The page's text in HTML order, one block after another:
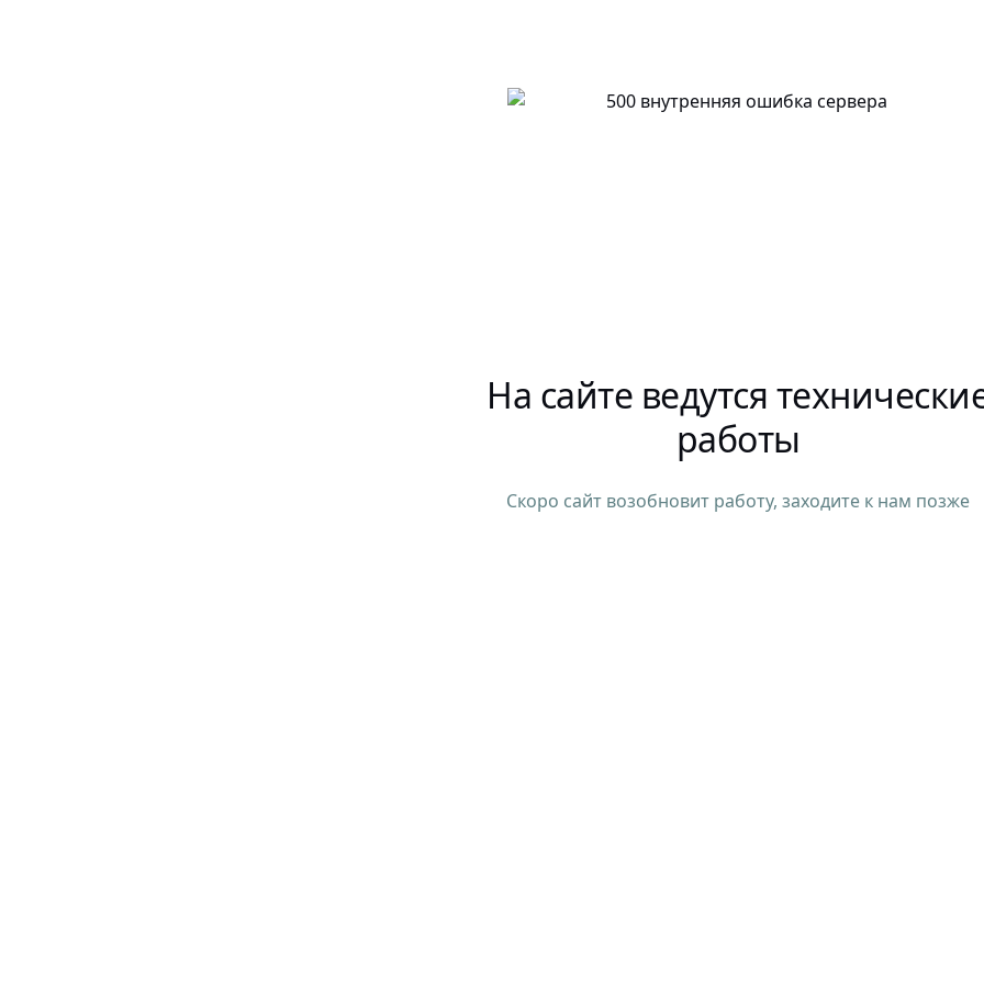
На сайте ведутся
работы
Скоро сайт возобновит работу, заходите к нам позже